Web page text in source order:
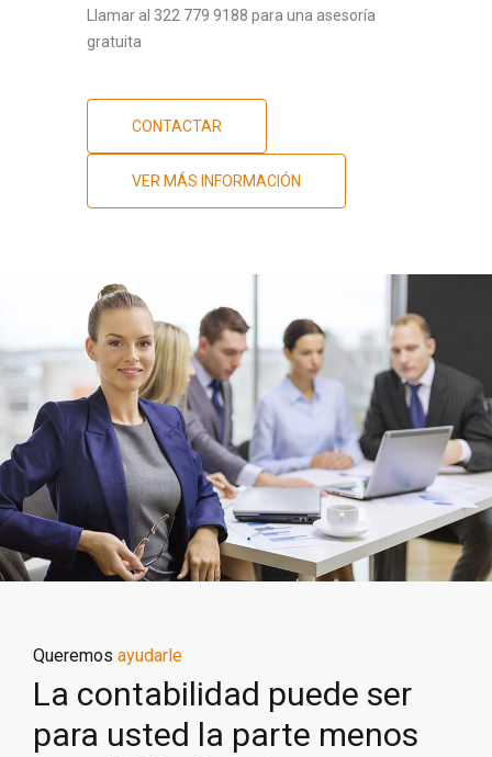
Llamar al 322 779 9188 para una asesoría
gratuita
CONTACTAR
VER MÁS INFORMACIÓN
Queremos ayudarle
La contabilidad puede ser
para usted la parte menos